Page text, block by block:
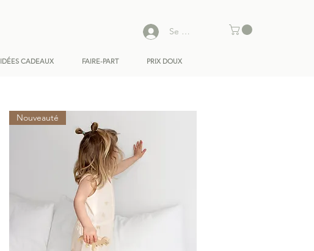
IDÉES CADEAUX FAIRE-PART PRIX DOUX
Se connecter
Nouveauté